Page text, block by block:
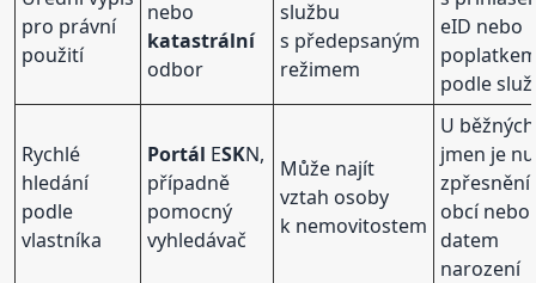
pro právní
použití
nebo
katastrální
odbor
službu
s předepsaným
režimem
eID nebo
podle
Rychlé
hledání
podle
vlastníka
Portál ESKN,
případně
pomocný
vyhledávač
Může najít
vztah osoby
k nemovitostem
U běžných
jmen je
zpřesnění
obcí nebo
datem
narození